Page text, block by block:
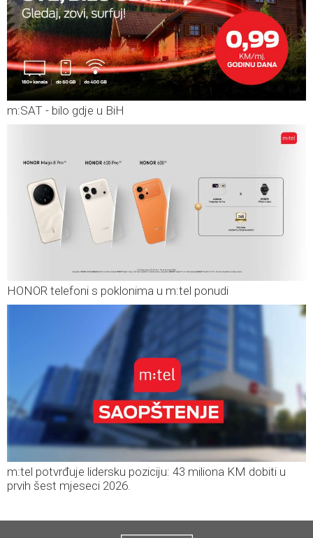
m:SAT - bilo gdje u BiH
HONOR telefoni s poklonima u m:tel ponudi
m:tel potvrđuje lidersku poziciju: 43 miliona KM dobiti u
prvih šest mjeseci 2026.